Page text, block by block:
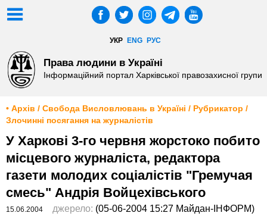
УКР ENG РУС
Права людини в Україні
Інформаційний портал Харківської правозахисної групи
• Архів / Свобода Висловлювань в Україні / Рубрикатор /
Злочинні посягання на журналістів
У Харкові 3-го червня жорстоко побито
місцевого журналіста, редактора
газети молодих соціалістів "Гремучая
смесь" Андрія Войцехівського
15.06.2004 джерело: (05-06-2004 15:27 Майдан-ІНФОРМ)